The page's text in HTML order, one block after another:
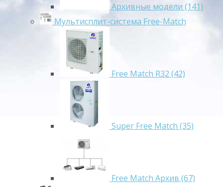
Архивные модели (141)
Мультисплит-система Free-Match
Free Match R32 (42)
Super Free Match (35)
Free Match Архив (67)